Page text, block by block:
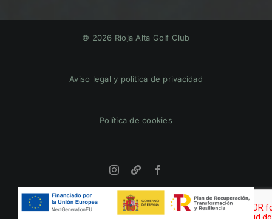
© 2026 Rioja Alta Golf Club
Aviso legal y política de privacidad
Política de cookies